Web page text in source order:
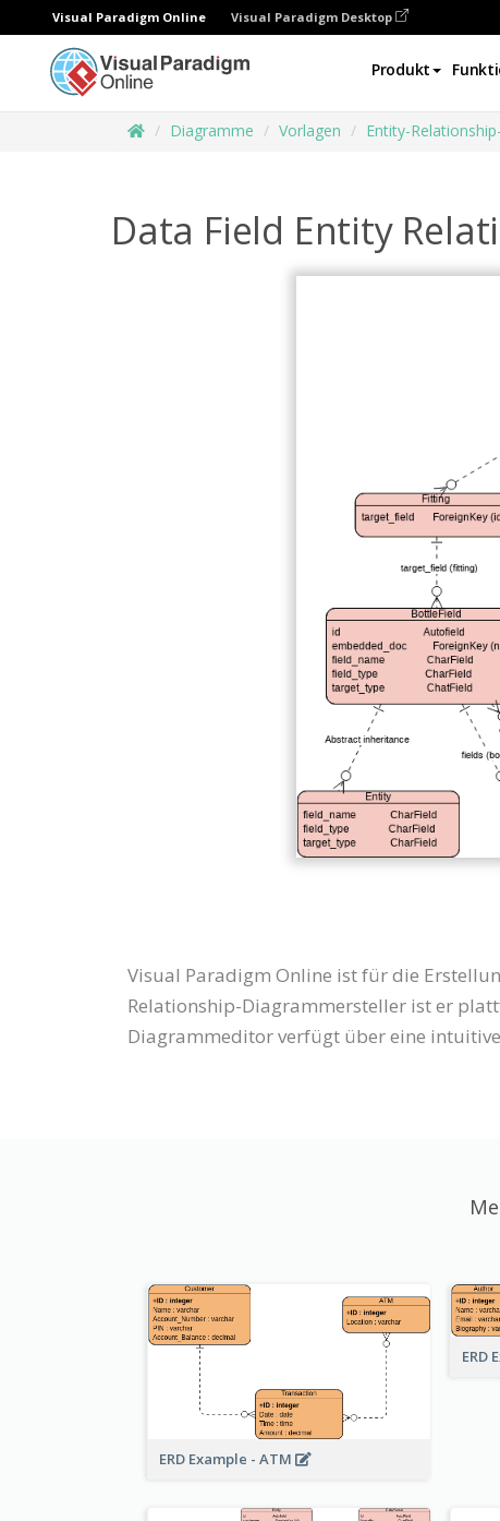
Visual Paradigm Online Visual Paradigm Desktop
Produkt
Diagramme Vorlagen Entity-
Data Field Entity
Visual Paradigm Online ist für die
Relationship-Diagrammersteller ist er
Diagrammeditor verfügt über eine
ERD Example - ATM
ERD